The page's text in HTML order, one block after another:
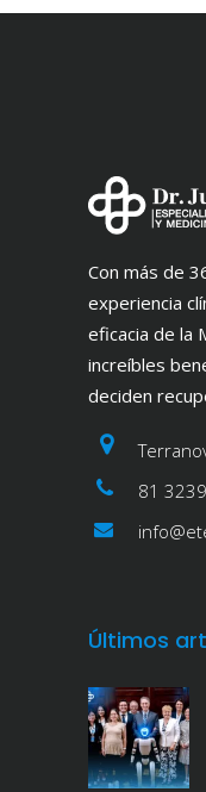
Con más de
experiencia
eficacia de la
increíbles
deciden
81
Últimos